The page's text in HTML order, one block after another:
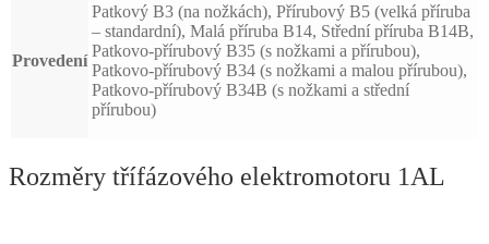
Provedení
Patkový B3 (na nožkách), Přírubový B5 (velká příruba
– standardní), Malá příruba B14, Střední příruba B14B,
Patkovo-přírubový B35 (s nožkami a přírubou),
Patkovo-přírubový B34 (s nožkami a malou přírubou),
Patkovo-přírubový B34B (s nožkami a střední
přírubou)
Rozměry třífázového elektromotoru 1AL